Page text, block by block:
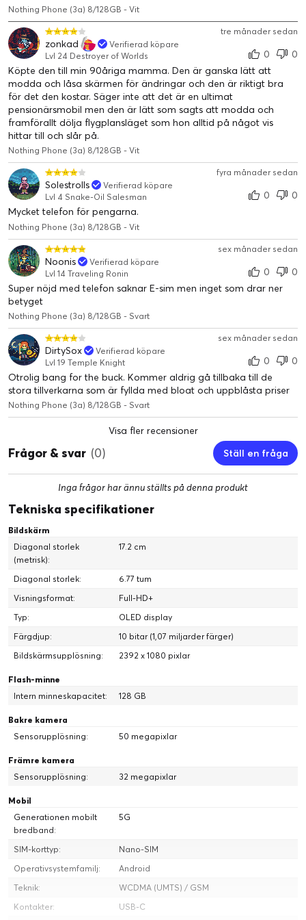
gruppbilder
Kom närmare utan att komma
närmare
Fånga allt utan att röra dig ur fläcken. 5 linser i rad ger upp till
30x zoomintervall, så att du kan ta detaljrika bilder även
avstånd och verklighetstrogna porträtt.
50 MP teleobjektiv 1/2,74 tum, 0,64 µm, f/2,0, 49,5° synfält
2x optisk zoom, 4x förlustfri zoom, 30x ultrazoom,
porträttläge
Essential Space
Samla innehåll, inspiration och tankar med nya Essential Key.
Därefter ordnar Essential Space allt åt dig, ger personliga tips
och förslag till åtgärder. Allt med en smula hjälp från AI.
Essential Key
En ny knapp på sidan av enheten. Tryck en gång på den för att
spara innehållet på skärmen. Eller tryck länge på knappen för
att spela in tal, tankar och inspiration i farten.
Essential Space
Allt samlat på ett ställe. AI ordnar ditt sparade innehåll och ger
personliga tips och förslag på åtgärder i din vardag.
Nothing OS 3
Utstuderat uppmärksam
Självklart intuitiv med utgångspunkt i funktionell anpassning.
Nothing OS 3 tar dig närmare en medveten och produktiv
smartphoneupplevelse som begränsar distraktioner och
inspirerar till meningsfulla kontakter.
Funktionella anpassningar
Personliga inställningar som passar dig. Kolla in
snabbinställningar och anpassa låsskärmen för att använda
nya, innovativa genvägar i vardagen.
Kontakter som berör
kontakten med Shared Widgets. Skicka omedelbara reaktioner
och svar direkt till utvalda mottagares låsskärm.
Kraftfull produktivitet
Maximera din dagliga kapacitet med dynamiska anpassningar
till att de du använder mest finns närmast till hands. För mindre
planering och mer resultat.
Nothing Phone (3a) 8/128GB - Vit
tre månader sedan
zonkad
Verifierad köpare
Lvl 24 Destroyer of Worlds
0
0
Köpte den till min 90åriga mamma. Den är ganska lätt att
modda och låsa skärmen för ändringar och den är riktigt bra
för det den kostar. Säger inte att det är en ultimat
pensionärsmobil men den är lätt som sagts att modda och
framförallt dölja flygplansläget som hon alltid på något vis
hittar till och slår på.
Nothing Phone (3a) 8/128GB - Vit
fyra månader sedan
Solestrolls
Verifierad köpare
Lvl 4 Snake-Oil Salesman
0
0
Mycket telefon för pengarna.
Nothing Phone (3a) 8/128GB - Vit
sex månader sedan
Noonis
Verifierad köpare
Lvl 14 Traveling Ronin
0
0
Super nöjd med telefon saknar E-sim men inget som drar ner
betyget
Nothing Phone (3a) 8/128GB - Svart
sex månader sedan
DirtySox
Verifierad köpare
Lvl 19 Temple Knight
0
0
Otrolig bang for the buck. Kommer aldrig gå tillbaka till de
stora tillverkarna som är fyllda med bloat och uppblåsta priser
Nothing Phone (3a) 8/128GB - Svart
Visa fler recensioner
Frågor & svar (0) Ställ en fråga
Inga frågor har ännu ställts på denna produkt
Tekniska specifikationer
Bildskärm
Diagonal storlek
(metrisk):
17.2 cm
Diagonal storlek:
6.77 tum
Visningsformat:
Full-HD+
Typ:
OLED display
Färgdjup:
10 bitar (1,07 miljarder färger)
Bildskärmsupplösning:
2392 x 1080 pixlar
Flash-minne
Intern minneskapacitet:
128 GB
Bakre kamera
Sensorupplösning:
50 megapixlar
Främre kamera
Sensorupplösning:
32 megapixlar
Mobil
Generationen mobilt
bredband:
5G
SIM-korttyp:
Nano-SIM
Operativsystemfamilj:
Android
Teknik:
WCDMA (UMTS) / GSM
Kontakter:
USB-C